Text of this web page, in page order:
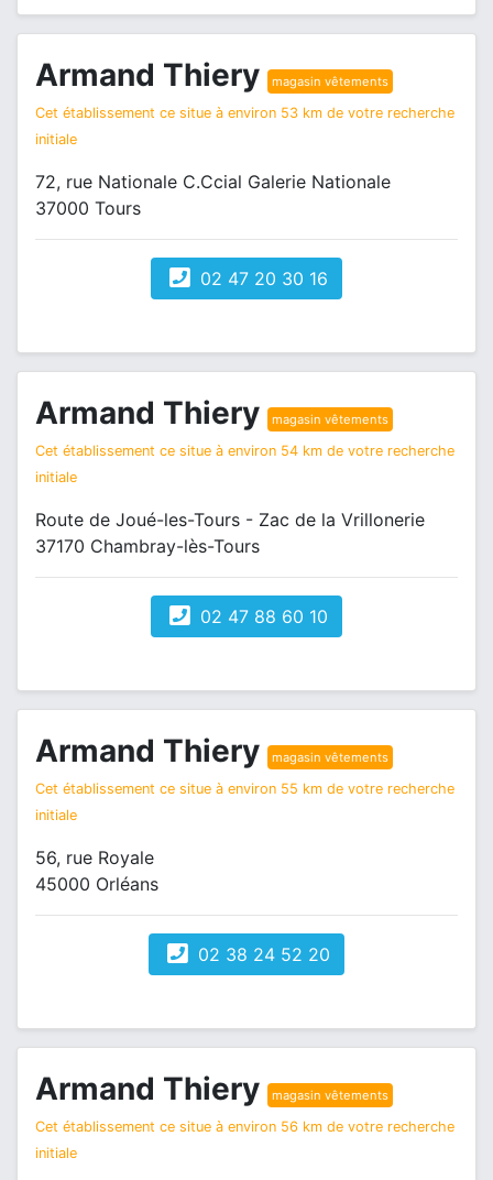
Armand Thiery magasin vêtements
Cet établissement ce situe à environ 53 km de votre recherche
initiale
72, rue Nationale C.Ccial Galerie Nationale
37000 Tours
02 47 20 30 16
Armand Thiery magasin vêtements
Cet établissement ce situe à environ 54 km de votre recherche
initiale
Route de Joué-les-Tours - Zac de la Vrillonerie
37170 Chambray-lès-Tours
02 47 88 60 10
Armand Thiery magasin vêtements
Cet établissement ce situe à environ 55 km de votre recherche
initiale
56, rue Royale
45000 Orléans
02 38 24 52 20
Armand Thiery magasin vêtements
Cet établissement ce situe à environ 56 km de votre recherche
initiale